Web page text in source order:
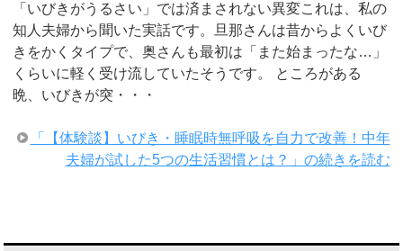
「いびきがうるさい」では済まされない異変これは、私の
知人夫婦から聞いた実話です。旦那さんは昔からよくいび
きをかくタイプで、奥さんも最初は「また始まったな…」
くらいに軽く受け流していたそうです。 ところがある
晩、いびきが突・・・
「【体験談】いびき・睡眠時無呼吸を自力で改善！中年
夫婦が試した5つの生活習慣とは？」の続きを読む